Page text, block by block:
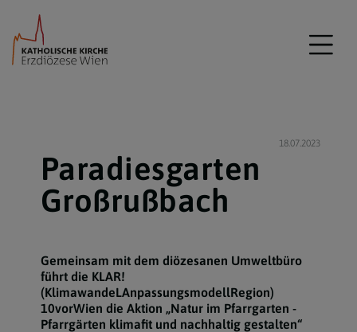
18.07.2023
Paradiesgarten
Großrußbach
Gemeinsam mit dem diözesanen Umweltbüro
führt die KLAR!
(KlimawandeLAnpassungsmodellRegion)
10vorWien die Aktion „Natur im Pfarrgarten -
Pfarrgärten klimafit und nachhaltig gestalten“